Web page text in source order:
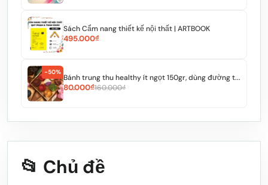
Sách Cẩm nang thiết kế nội thất | ARTBOOK
495.000₫
-50%
Bánh trung thu healthy ít ngọt 150gr, dùng đường t...
80.000₫160.000₫
📂 Chủ đề